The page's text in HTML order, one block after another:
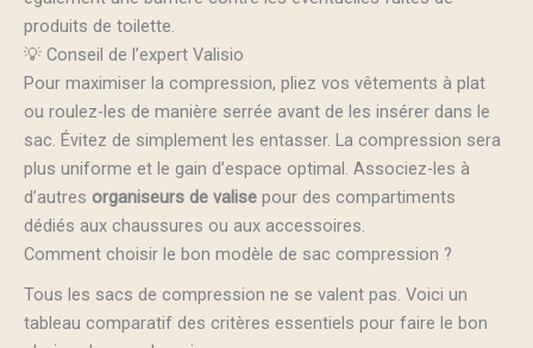
produits de toilette.
💡 Conseil de l’expert Valisio
Pour maximiser la compression, pliez vos vêtements à plat
ou roulez-les de manière serrée avant de les insérer dans le
sac. Évitez de simplement les entasser. La compression sera
plus uniforme et le gain d’espace optimal. Associez-les à
d’autres organiseurs de valise pour des compartiments
dédiés aux chaussures ou aux accessoires.
Comment choisir le bon modèle de sac compression ?
Tous les sacs de compression ne se valent pas. Voici un
tableau comparatif des critères essentiels pour faire le bon